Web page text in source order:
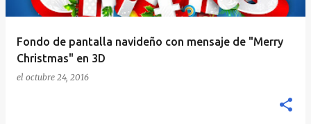
Fondo de pantalla navideño con mensaje de "Merry
Christmas" en 3D
el octubre 24, 2016